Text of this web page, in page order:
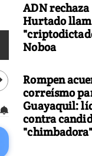
ADN
Hurtado
Noboa
Rompen
correísmo
Guayaquil:
contra
"chimbadora"